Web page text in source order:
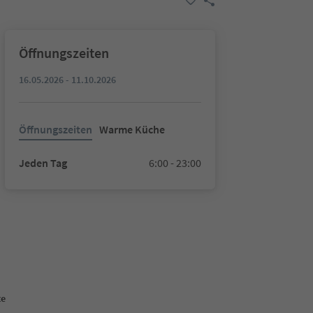
Öffnungszeiten
16.05.2026 - 11.10.2026
Öffnungszeiten Warme Küche
Jeden Tag 6:00 - 23:00